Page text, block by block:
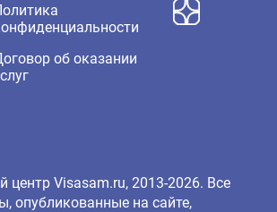
об оказании
центр Visasam.ru, 2013-2026. Все
опубликованные на сайте,